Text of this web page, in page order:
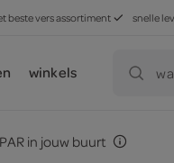
beste vers assortiment snelle
winkels
in jouw buurt